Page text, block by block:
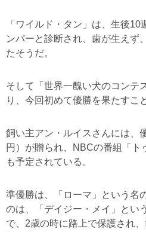
「ワイルド・タン」は、生後
ンパーと診断され、歯が生えず
たそうだ。
そして「世界一醜い犬のコンテ
り、今回初めて優勝を果たすこ
飼い主アン・ルイスさんには、
円）が贈られ、NBCの番組「ト
も予定されている。
準優勝は、「ローマ」という名
のは、「デイジー・メイ」とい
で、2歳の時に路上で保護され